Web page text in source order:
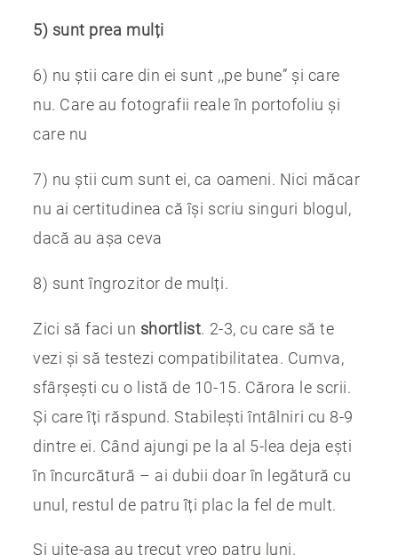
5) sunt prea mulți
6) nu știi care din ei sunt ,,pe bune” și care
nu. Care au fotografii reale în portofoliu și
care nu
7) nu știi cum sunt ei, ca oameni. Nici măcar
nu ai certitudinea că își scriu singuri blogul,
dacă au așa ceva
8) sunt îngrozitor de mulți.
Zici să faci un shortlist. 2-3, cu care să te
vezi și să testezi compatibilitatea. Cumva,
sfârșești cu o listă de 10-15. Cărora le scrii.
Și care îți răspund. Stabilești întâlniri cu 8-9
dintre ei. Când ajungi pe la al 5-lea deja ești
în încurcătură – ai dubii doar în legătură cu
unul, restul de patru îți plac la fel de mult.
Și uite-așa au trecut vreo patru luni.